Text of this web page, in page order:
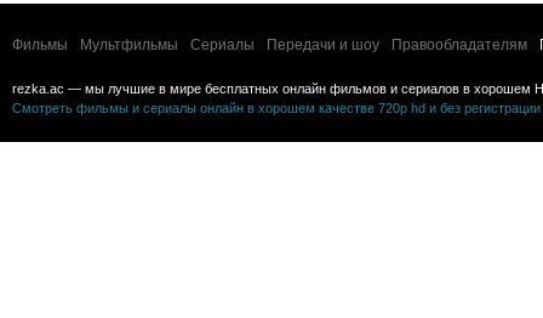
Фильмы Мультфильмы Сериалы Передачи и шоу Правообладателям
rezka.ac — мы лучшие в мире бесплатных онлайн фильмов и сериалов в хорошем
Смотреть фильмы и сериалы онлайн в хорошем качестве 720p hd и без